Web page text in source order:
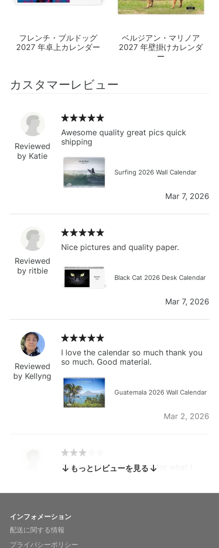
フレンチ・ブルドッグ
2027 年卓上カレンダー
ベルジアン・マリノア
2027 年壁掛けカレンダ
ー
カスタマーレビュー
Reviewed
by Katie
Awesome quality great pics quick
shipping
Surfing 2026 Wall Calendar
Mar 7, 2026
Reviewed
by ritbie
Nice pictures and quality paper.
Black Cat 2026 Desk Calendar
Mar 7, 2026
Reviewed
by Kellyng
I love the calendar so much thank you
so much. Good material.
Guatemala 2026 Wall Calendar
Mar 2, 2026
by charles
The calendar is too small for what I
もっとレビューを見る
インフォメーション
配送に関する情報
プライバシーポリシー